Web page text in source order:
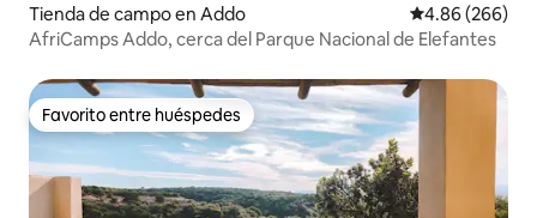
Tienda de campo en Addo Calificación
4.86 (266)
AfriCamps Addo, cerca del Parque Nacional de Elefantes
Favorito entre huéspedes
Favorito entre huéspedes